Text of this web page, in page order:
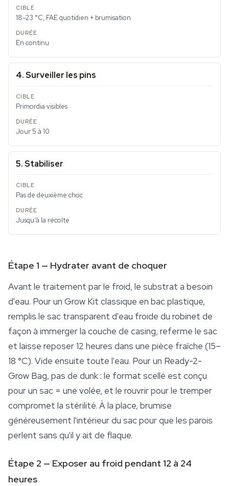
18–23 °C, FAE quotidien + brumisation
En continu
4. Surveiller les pins
Primordia visibles
Jour 5 à 10
5. Stabiliser
Pas de deuxième choc
Jusqu'à la récolte
Étape 1 — Hydrater avant de choquer
Avant le traitement par le froid, le substrat a besoin
d'eau. Pour un Grow Kit classique en bac plastique,
remplis le sac transparent d'eau froide du robinet de
façon à immerger la couche de casing, referme le sac
et laisse reposer 12 heures dans une pièce fraîche (15–
18 °C). Vide ensuite toute l'eau. Pour un Ready-2-
Grow Bag, pas de dunk : le format scellé est conçu
pour un sac = une volée, et le rouvrir pour le tremper
compromet la stérilité. À la place, brumise
généreusement l'intérieur du sac pour que les parois
perlent sans qu'il y ait de flaque.
Étape 2 — Exposer au froid pendant 12 à 24
heures